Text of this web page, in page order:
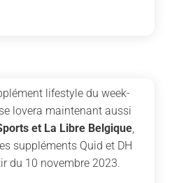
lifestyle du week-
se lovera maintenant aussi
et La Libre Belgique,
suppléments Quid et DH
du 10 novembre 2023.